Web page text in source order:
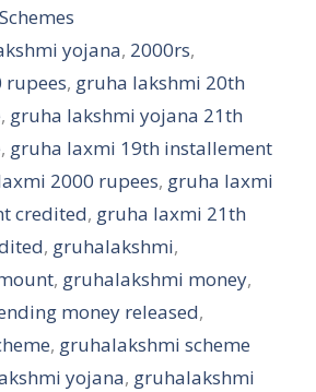
yojana, 2000rs,
, gruha lakshmi 20th
, gruha lakshmi yojana 21th
, gruha laxmi 19th installement
2000 rupees, gruha laxmi
credited, gruha laxmi 21th
, gruhalakshmi,
, gruhalakshmi money,
money released,
, gruhalakshmi scheme
yojana, gruhalakshmi